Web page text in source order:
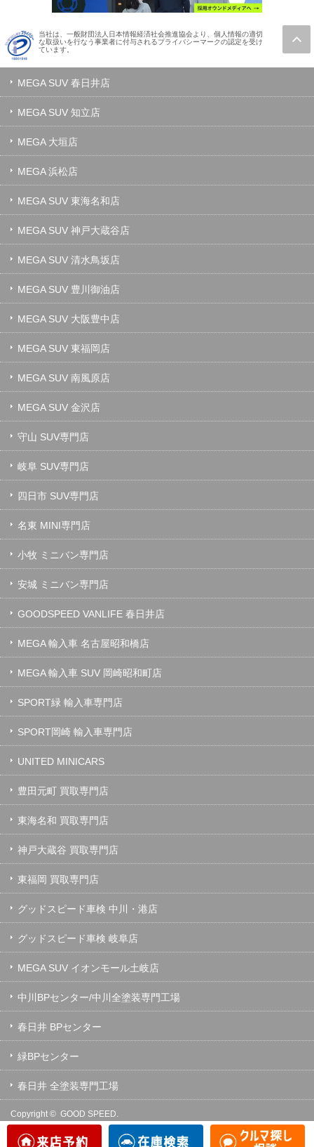
当社は、一般財団法人日本情報経済社会推進協会より、個人情報の適切
な取扱いを行なう事業者に付与されるプライバシーマークの認定を受け
ています。
MEGA SUV 春日井店
MEGA SUV 知立店
MEGA 大垣店
MEGA 浜松店
MEGA SUV 東海名和店
MEGA SUV 神戸大蔵谷店
MEGA SUV 清水鳥坂店
MEGA SUV 豊川御油店
MEGA SUV 大阪豊中店
MEGA SUV 東福岡店
MEGA SUV 南風原店
MEGA SUV 金沢店
守山 SUV専門店
岐阜 SUV専門店
四日市 SUV専門店
名東 MINI専門店
小牧 ミニバン専門店
安城 ミニバン専門店
GOODSPEED VANLIFE 春日井店
MEGA 輸入車 名古屋昭和橋店
MEGA 輸入車 SUV 岡崎昭和町店
SPORT緑 輸入車専門店
SPORT岡崎 輸入車専門店
UNITED MINICARS
豊田元町 買取専門店
東海名和 買取専門店
神戸大蔵谷 買取専門店
東福岡 買取専門店
グッドスピード車検 中川・港店
グッドスピード車検 岐阜店
MEGA SUV イオンモール土岐店
中川BPセンター/中川全塗装専門工場
春日井 BPセンター
緑BPセンター
春日井 全塗装専門工場
Copyright © GOOD SPEED.